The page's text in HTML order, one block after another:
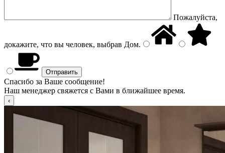
Пожалуйста,
докажите, что вы человек, выбрав Дом.
Спасибо за Ваше сообщение!
Наш менеджер свяжется с Вами в ближайшее время.